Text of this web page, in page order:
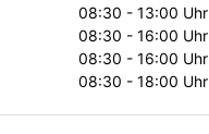
08:30 - 13:00 Uhr
08:30 - 16:00 Uhr
08:30 - 16:00 Uhr
08:30 - 18:00 Uhr